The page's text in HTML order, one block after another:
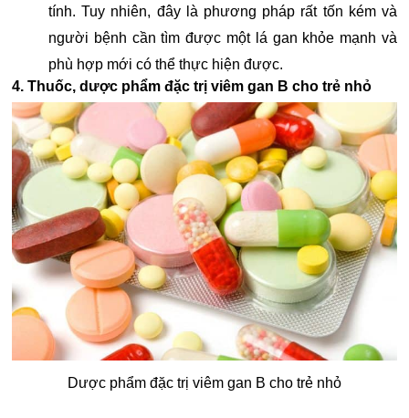
tính. Tuy nhiên, đây là phương pháp rất tốn kém và
người bệnh cần tìm được một lá gan khỏe mạnh và
phù hợp mới có thể thực hiện được.
4. Thuốc, dược phẩm đặc trị viêm gan B cho trẻ nhỏ
Dược phẩm đặc trị viêm gan B cho trẻ nhỏ